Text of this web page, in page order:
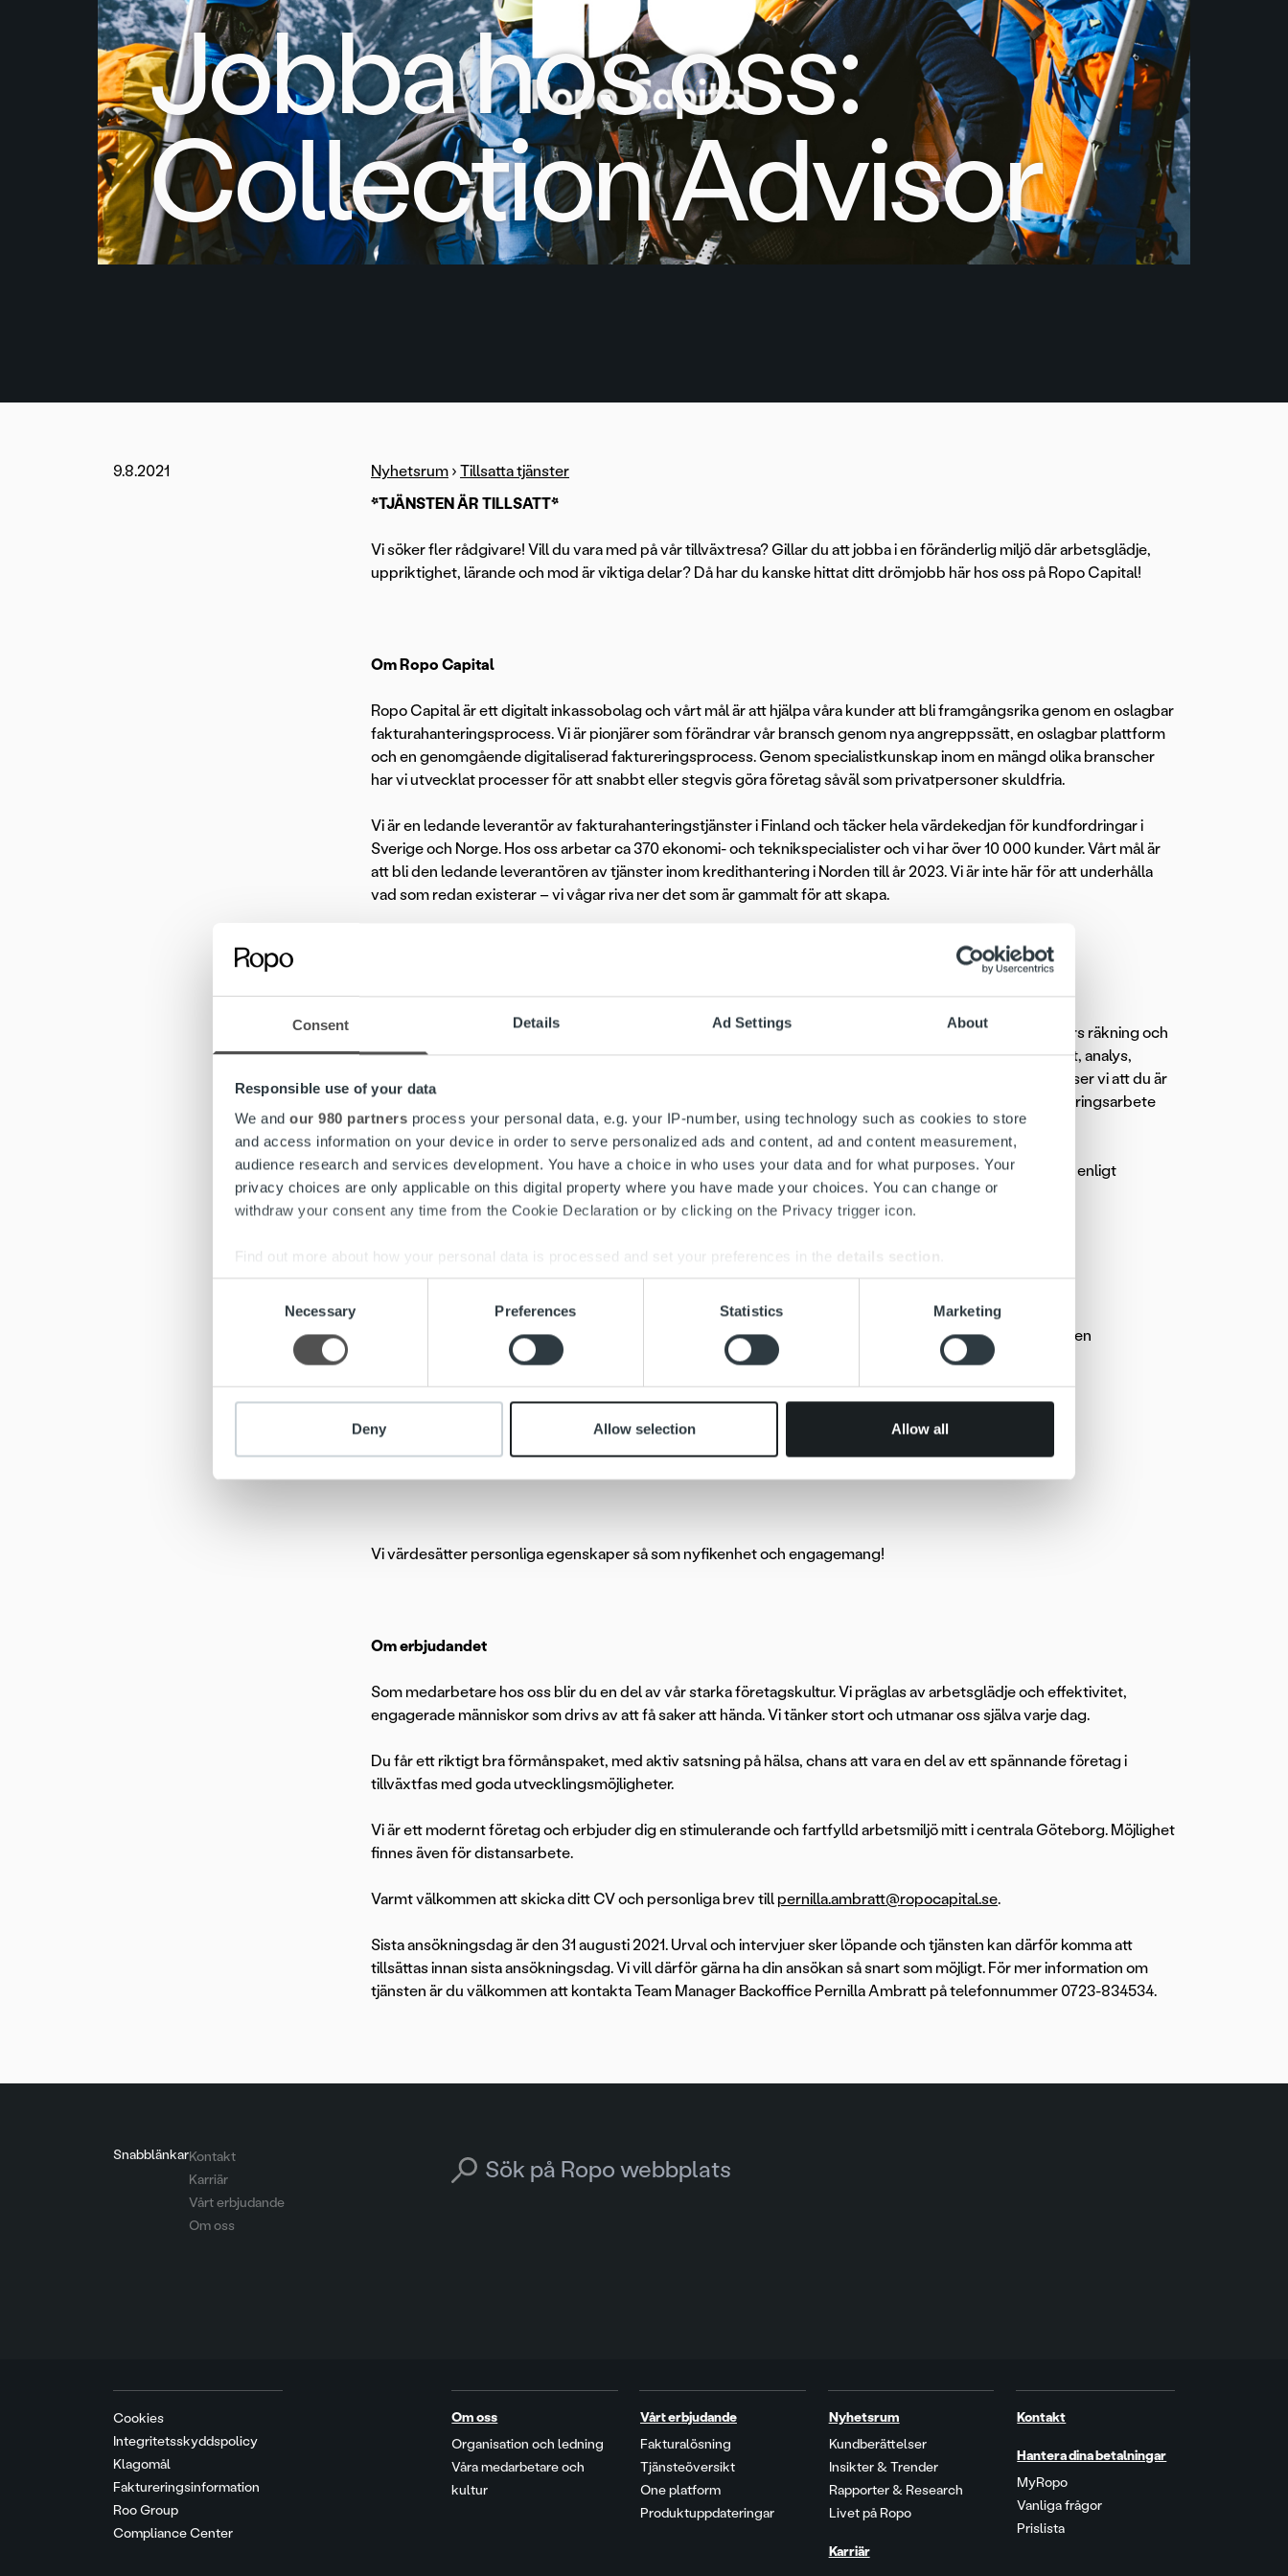
Consent Details Ad Settings About
Responsible use of your data
We and our 980 partners process your personal data, e.g. your IP-number, using technology such as cookies to store
and access information on your device in order to serve personalized ads and content, ad and content measurement,
audience research and services development. You have a choice in who uses your data and for what purposes. Your
privacy choices are only applicable on this digital property where you have made your choices. You can change or
withdraw your consent any time from the Cookie Declaration or by clicking on the Privacy trigger icon.
Find out more about how your personal data is processed and set your preferences in the details section
We use cookies to personalise content and ads, to provide social media features and to analyse our traffic. We also share
other information that you’ve provided to them or that they’ve collected from your use of their services.
Necessary Preferences Statistics Marketing
Deny Allow selection Allow all
Jobba hos oss:
Collection Advisor
9.8.2021 Nyhetsrum › Tillsatta tjänster
*TJÄNSTEN ÄR TILLSATT*
Vi söker fler rådgivare! Vill du vara med på vår tillväxtresa? Gillar du att jobba i en föränderlig miljö där arbetsglädje,
uppriktighet, lärande och mod är viktiga delar? Då har du kanske hittat ditt drömjobb här hos oss på Ropo Capital!
Om Ropo Capital
Ropo Capital är ett digitalt inkassobolag och vårt mål är att hjälpa våra kunder att bli framgångsrika genom en oslagbar
fakturahanteringsprocess. Vi är pionjärer som förändrar vår bransch genom nya angreppssätt, en oslagbar plattform
och en genomgående digitaliserad faktureringsprocess. Genom specialistkunskap inom en mängd olika branscher
har vi utvecklat processer för att snabbt eller stegvis göra företag såväl som privatpersoner skuldfria.
Vi är en ledande leverantör av fakturahanteringstjänster i Finland och täcker hela värdekedjan för kundfordringar i
Sverige och Norge. Hos oss arbetar ca 370 ekonomi- och teknikspecialister och vi har över 10 000 kunder. Vårt mål är
att bli den ledande leverantören av tjänster inom kredithantering i Norden till år 2023. Vi är inte här för att underhålla
vad som redan existerar – vi vågar riva ner det som är gammalt för att skapa.
I tjänsten som rådgivare ansvarar du för att säkerställa den mest effektiva inkasseringen för våra kunders räkning och
arbetar för en god och förtroendefull relation. Din roll som rådgivare innefattar bland annat kundkontakt, analys,
beslut om rättsliga åtgärder, kontakt med myndigheter samt administrativt arbete. För att trivas i rollen ser vi att du är
en proaktiv lagspelare som drivs av gemensamma mål och har förmågan att se helheten och ser förbättringsarbete
som en naturlig del av vardagen.
Tjänsten är en tillsvidareanställning på heltid, vilken föregås av sex månaders provanställning med start enligt
överenskommelse. Placering på vårt kontor i centrala Göteborg.
..är utbildad ekonom eller jurist och/eller har erfarenhet av arbete inom bank/finans/inkasso-branschen
..är utåtriktad, flexibel och driven
..har kunden i fokus och gillar att ta stort eget ansvar
..kan fatta snabba beslut och trivs med att arbeta i ett högt tempo
..drivs av att nå uppsatta mål tillsammans med andra
Vi värdesätter personliga egenskaper så som nyfikenhet och engagemang!
Om erbjudandet
Som medarbetare hos oss blir du en del av vår starka företagskultur. Vi präglas av arbetsglädje och effektivitet,
engagerade människor som drivs av att få saker att hända. Vi tänker stort och utmanar oss själva varje dag.
Du får ett riktigt bra förmånspaket, med aktiv satsning på hälsa, chans att vara en del av ett spännande företag i
tillväxtfas med goda utvecklingsmöjligheter.
Vi är ett modernt företag och erbjuder dig en stimulerande och fartfylld arbetsmiljö mitt i centrala Göteborg. Möjlighet
finnes även för distansarbete.
Varmt välkommen att skicka ditt CV och personliga brev till pernilla.ambratt@ropocapital.se.
Sista ansökningsdag är den 31 augusti 2021. Urval och intervjuer sker löpande och tjänsten kan därför komma att
tillsättas innan sista ansökningsdag. Vi vill därför gärna ha din ansökan så snart som möjligt. För mer information om
tjänsten är du välkommen att kontakta Team Manager Backoffice Pernilla Ambratt på telefonnummer 0723-834534.
SnabblänkarKontakt
Karriär
Vårt erbjudande
Om oss
Search for:
Cookies
Integritetsskyddspolicy
Klagomål
Faktureringsinformation
Roo Group
Compliance Center
Om oss
Organisation och ledning
Våra medarbetare och
kultur
Vårt erbjudande
Fakturalösning
Tjänsteöversikt
One platform
Produktuppdateringar
Nyhetsrum
Kundberättelser
Insikter & Trender
Rapporter & Research
Livet på Ropo
Karriär
Kontakt
Hantera dina betalningar
MyRopo
Vanliga frågor
Prislista